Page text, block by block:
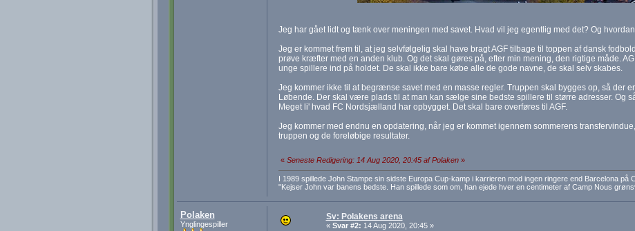
Jeg har gået lidt og tænk over meningen med savet. Hvad vil jeg egentlig med det? Og
Jeg er kommet frem til, at jeg selvfølgelig skal have bragt AGF tilbage til toppen af dansk
prøve kræfter med en anden klub. Og det skal gøres på, efter min mening, den rigtige måde.
unge spillere ind på holdet. De skal ikke bare købe alle de gode navne, de skal selv skabes.
Jeg kommer ikke til at begrænse savet med en masse regler. Truppen skal bygges op, så der
Løbende. Der skal være plads til at man kan sælge sine bedste spillere til større adresser. Og
Meget li' hvad FC Nordsjælland har opbygget. Det skal bare overføres til AGF.
Jeg kommer med endnu en opdatering, når jeg er kommet igennem sommerens
truppen og de foreløbige resultater.
« Seneste Redigering: 14 Aug 2020, 20:45 af Polaken»
I 1989 spillede John Stampe sin sidste Europa Cup-kamp i karrieren mod ingen ringere end Barcelona på
"Kejser John var banens bedste. Han spillede som om, han ejede hver en centimeter af Camp Nous
Polaken
Ynglingespiller
Sv: Polakens arena
« Svar #2: 14 Aug 2020, 20:45 »